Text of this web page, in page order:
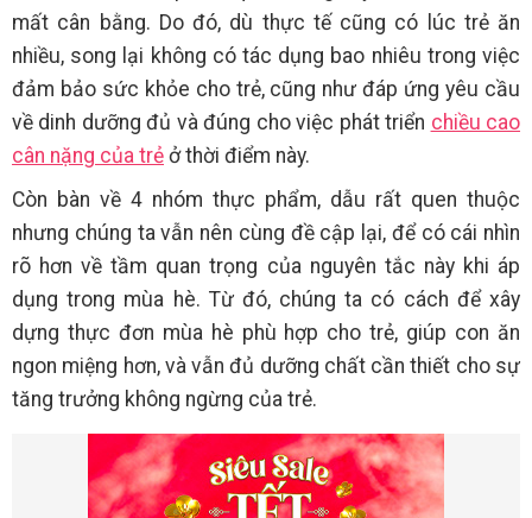
mất cân bằng. Do đó, dù thực tế cũng có lúc trẻ ăn
nhiều, song lại không có tác dụng bao nhiêu trong việc
đảm bảo sức khỏe cho trẻ, cũng như đáp ứng yêu cầu
về dinh dưỡng đủ và đúng cho việc phát triển chiều cao
cân nặng của trẻ ở thời điểm này.
Còn bàn về 4 nhóm thực phẩm, dẫu rất quen thuộc
nhưng chúng ta vẫn nên cùng đề cập lại, để có cái nhìn
rõ hơn về tầm quan trọng của nguyên tắc này khi áp
dụng trong mùa hè. Từ đó, chúng ta có cách để xây
dựng thực đơn mùa hè phù hợp cho trẻ, giúp con ăn
ngon miệng hơn, và vẫn đủ dưỡng chất cần thiết cho sự
tăng trưởng không ngừng của trẻ.